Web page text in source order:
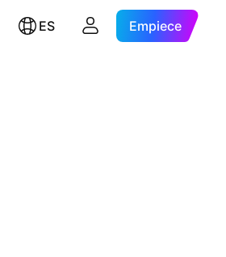
ES Empiece